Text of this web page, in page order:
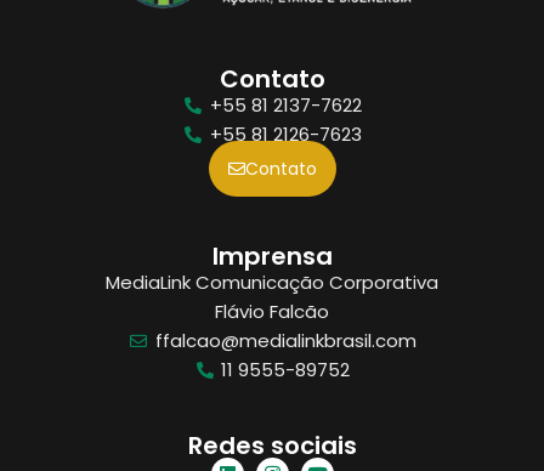
Contato
+55 81 2137-7622
+55 81 2126-7623
Contato
Imprensa
MediaLink Comunicação Corporativa
Flávio Falcão
ffalcao@medialinkbrasil.com
11 9555-89752
Redes sociais